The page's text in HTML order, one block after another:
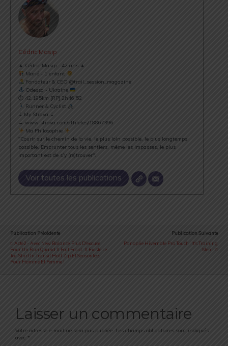
Cédric Masip
▲ Cédric Masip - 42 ans ▲
Marié - 1 enfant
Fondateur & CEO @trail_session_magazine
Odessa - Ukraine
⏱ 42.195km [RP] 2h46’52
Runner & Cyclist
⇣ My Strava ⇣
→ www.strava.com/athletes/18867396
Ma Philosophie
"Courir sur le chemin de la vie, le plus loin possible, le plus longtemps
possible. Emprunter tous les sentiers, même les impasses, le plus
important est de s’y (re)trouver".
Voir toutes les publications
Publication Précédente
Acte2 - Avec New Balance, Plus D'excuse
Pour Un Run Quand Il Fait Froid : Il Existe Le
Tee-Shirt In Transit Half Zip Et Seasonless
Pour Homme Et Femme !
Publication Suivante
Panoplie Hivernale Pro Touch : It's Training
Men !
Laisser un commentaire
Votre adresse e-mail ne sera pas publiée. Les champs obligatoires sont indiqués
avec *